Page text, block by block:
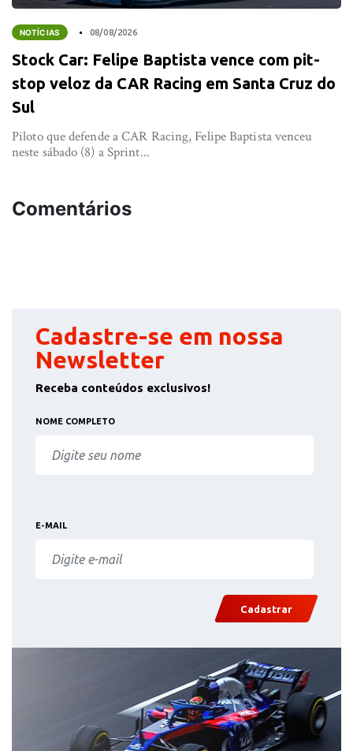
NOTÍCIAS 08/08/2026
Stock Car: Felipe Baptista vence com pit-
stop veloz da CAR Racing em Santa Cruz do
Sul
Piloto que defende a CAR Racing, Felipe Baptista venceu
neste sábado (8) a Sprint...
Comentários
Cadastre-se em nossa
Newsletter
Receba conteúdos exclusivos!
NOME COMPLETO
E-MAIL
Cadastrar